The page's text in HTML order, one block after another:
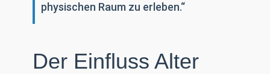
physischen Raum zu erleben.“
Der Einfluss Alter